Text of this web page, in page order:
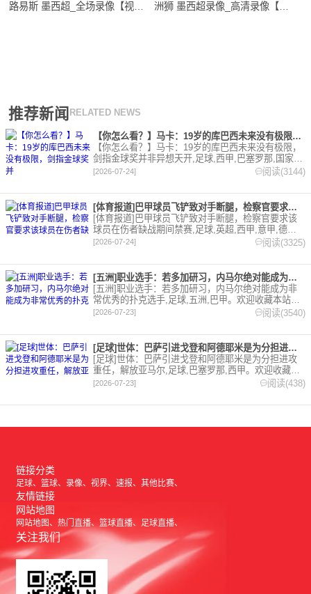
路易斯 墨西超_全场录像【视频
洲狮 墨西超录像_高清录像【全
推荐新闻 RELATED NEWS
【你怎么看？】马卡：19岁的库巴西未来没有极限，剑指金球奖并
【你怎么看？】马卡：19岁的库巴西未来没有极限，
剑指金球奖并非异想天开,足球,西甲,巴塞罗那,国家
队,世界杯,西班牙。欢迎收藏本站，24小时为你更新
[2026-07-24] 阅读(3144)
[体育报道]巴甲球员飞铲致对手断腿，检察官要求该球员在伤者缺
[体育报道]巴甲球员飞铲致对手断腿，检察官要求该
球员在伤者缺战期间禁赛,足球,英超,西甲,意甲,德甲,
法甲,五洲,巴甲。欢迎收藏本站，24小时为你更新最
[2026-07-24] 阅读(3325)
[五洲]职业选手：若多加研习，内马尔绝对能成为非常优秀的扑克
[五洲]职业选手：若多加研习，内马尔绝对能成为非
常优秀的扑克选手,足球,五洲,巴甲。欢迎收藏本站，
24小时为你更新最新的足球，篮球体育资讯。
[2026-07-23] 阅读(3540)
[足球]世体：巴萨引进戈登和阿德耶米是为分担进攻重任，解放亚
[足球]世体：巴萨引进戈登和阿德耶米是为分担进攻
重任，解放亚马尔,足球,巴塞罗那,西甲。欢迎收藏本
站，24小时为你更新最新的足球，篮球体育资讯。
[2026-07-23] 阅读(438)
链接分类
足球 篮球 录像 视界 速报 其他比赛
友情链接
网站地图
网站地图 热门直播 篮球直播 足球直播
关注我们